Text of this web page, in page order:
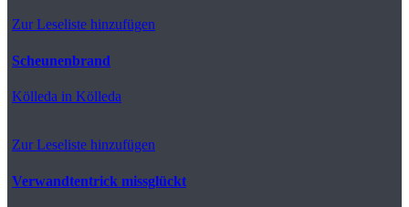
Zur Leseliste hinzufügen
Scheunenbrand
Kölleda in Kölleda
Zur Leseliste hinzufügen
Verwandtentrick missglückt